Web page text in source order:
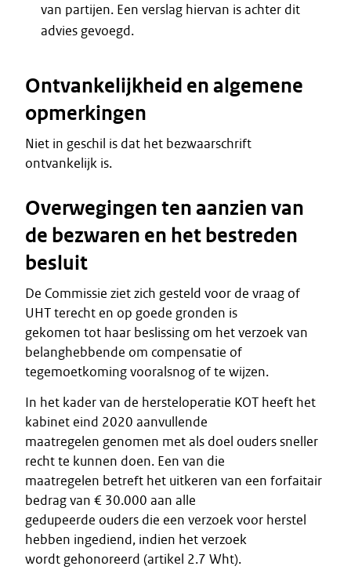
van partijen. Een verslag hiervan is achter dit
advies gevoegd.
Ontvankelijkheid en algemene
opmerkingen
Niet in geschil is dat het bezwaarschrift
ontvankelijk is.
Overwegingen ten aanzien van
de bezwaren en het bestreden
besluit
De Commissie ziet zich gesteld voor de vraag of
UHT terecht en op goede gronden is
gekomen tot haar beslissing om het verzoek van
belanghebbende om compensatie of
tegemoetkoming vooralsnog of te wijzen.
In het kader van de hersteloperatie KOT heeft het
kabinet eind 2020 aanvullende
maatregelen genomen met als doel ouders sneller
recht te kunnen doen. Een van die
maatregelen betreft het uitkeren van een forfaitair
bedrag van € 30.000 aan alle
gedupeerde ouders die een verzoek voor herstel
hebben ingediend, indien het verzoek
wordt gehonoreerd (artikel 2.7 Wht).